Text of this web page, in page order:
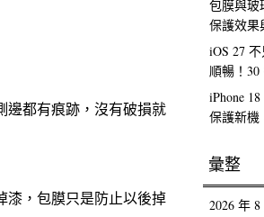
邊都有痕跡，沒有破損就
漆，包膜只是防止以後掉
包膜與玻
保護效果
iOS 27
順暢！
iPhone
保護新機
彙整
2026 年 8